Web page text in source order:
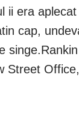
ii era aplecat
cap,
Street